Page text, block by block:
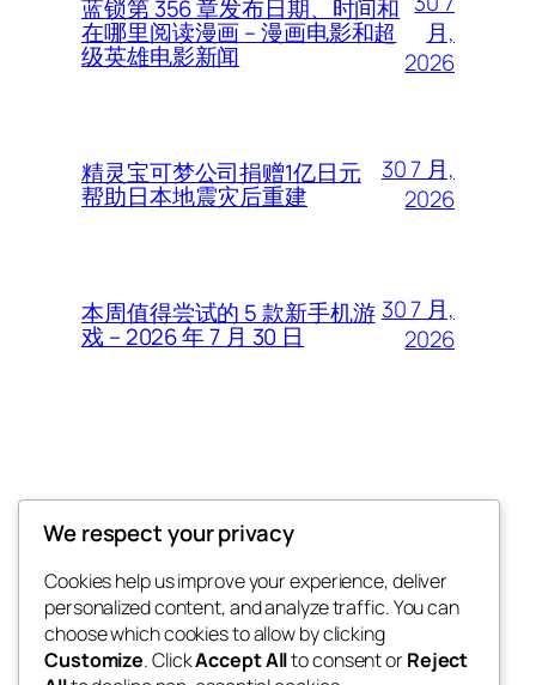
蓝锁第 356 章发布日期、时间和
在哪里阅读漫画 – 漫画电影和超
级英雄电影新闻
月,
2026
精灵宝可梦公司捐赠1亿日元
帮助日本地震灾后重建
30 7 月,
2026
本周值得尝试的 5 款新手机游
戏 – 2026 年 7 月 30 日
30 7 月,
2026
Thunder Feeds
你最喜欢的电子游戏和攻略杂志
博客
事件
We respect your privacy
Cookies help us improve your experience, deliver
personalized content, and analyze traffic. You can
choose which cookies to allow by clicking
Customize. ClickAccept Allto consent orReject